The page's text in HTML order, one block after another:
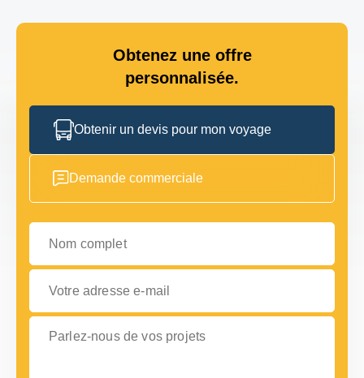
Obtenez une offre
personnalisée.
Obtenir un devis pour mon voyage
Demande commerciale
Nom complet
Votre adresse e-mail
Parlez-nous de vos projets